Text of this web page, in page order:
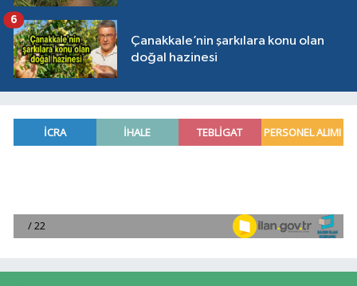
Çanakkale’nin şarkılara konu olan
doğal hazinesi
6